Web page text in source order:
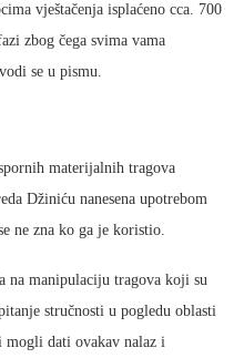
vještačenja isplaćeno cca. 700
zbog čega svima vama
se u pismu.
materijalnih tragova
Džiniću nanesena upotrebom
ne zna ko ga je koristio.
na manipulaciju tragova koji su
stručnosti u pogledu oblasti
mogli dati ovakav nalaz i